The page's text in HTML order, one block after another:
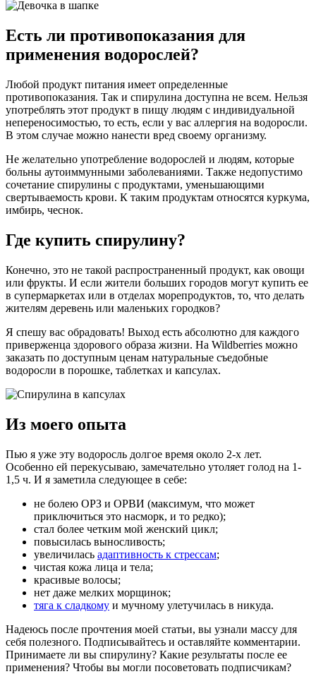
Есть ли противопоказания для
применения водорослей?
Любой продукт питания имеет определенные
противопоказания. Так и спирулина доступна не всем. Нельзя
употреблять этот продукт в пищу людям с индивидуальной
непереносимостью, то есть, если у вас аллергия на водоросли.
В этом случае можно нанести вред своему организму.
Не желательно употребление водорослей и людям, которые
больны аутоиммунными заболеваниями. Также недопустимо
сочетание спирулины с продуктами, уменьшающими
свертываемость крови. К таким продуктам относятся куркума,
имбирь, чеснок.
Где купить спирулину?
Конечно, это не такой распространенный продукт, как овощи
или фрукты. И если жители больших городов могут купить ее
в супермаркетах или в отделах морепродуктов, то, что делать
жителям деревень или маленьких городков?
Я спешу вас обрадовать! Выход есть абсолютно для каждого
приверженца здорового образа жизни. На Wildberries можно
заказать по доступным ценам натуральные съедобные
водоросли в порошке, таблетках и капсулах.
Из моего опыта
Пью я уже эту водоросль долгое время около 2-х лет.
Особенно ей перекусываю, замечательно утоляет голод на 1-
1,5 ч. И я заметила следующее в себе:
не болею ОРЗ и ОРВИ (максимум, что может
приключиться это насморк, и то редко);
стал более четким мой женский цикл;
повысилась выносливость;
увеличилась адаптивность к стрессам;
чистая кожа лица и тела;
красивые волосы;
нет даже мелких морщинок;
тяга к сладкому и мучному улетучилась в никуда.
Надеюсь после прочтения моей статьи, вы узнали массу для
себя полезного. Подписывайтесь и оставляйте комментарии.
Принимаете ли вы спирулину? Какие результаты после ее
применения? Чтобы вы могли посоветовать подписчикам?